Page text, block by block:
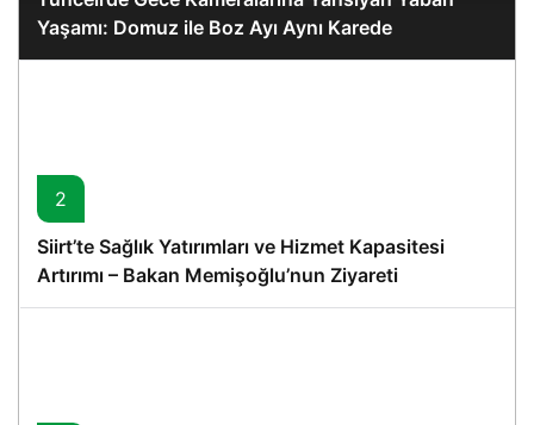
Yaşamı: Domuz ile Boz Ayı Aynı Karede
2
Siirt’te Sağlık Yatırımları ve Hizmet Kapasitesi
Artırımı – Bakan Memişoğlu’nun Ziyareti